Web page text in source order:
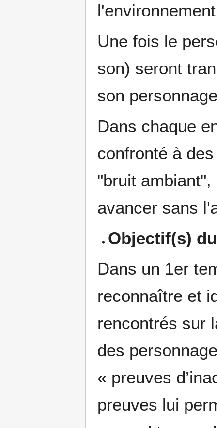
Une fois le
son) seront
son
Dans chaque
confronté à
"bruit
avancer sans
Objectif(s)
Dans un 1er
reconnaître et
rencontrés sur
des
« preuves
preuves lui